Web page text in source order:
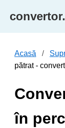
Acasă
pătrat -
în